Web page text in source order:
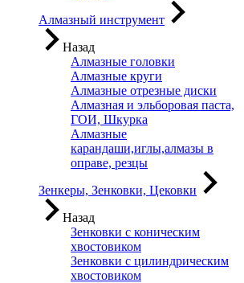
Алмазный инструмент
Назад
Алмазные головки
Алмазные круги
Алмазные отрезные диски
Алмазная и эльборовая паста,
ГОИ, Шкурка
Алмазные
карандаши,иглы,алмазы в
оправе, резцы
Зенкеры, Зенковки, Цековки
Назад
Зенковки с коническим
хвостовиком
Зенковки с цилиндрическим
хвостовиком